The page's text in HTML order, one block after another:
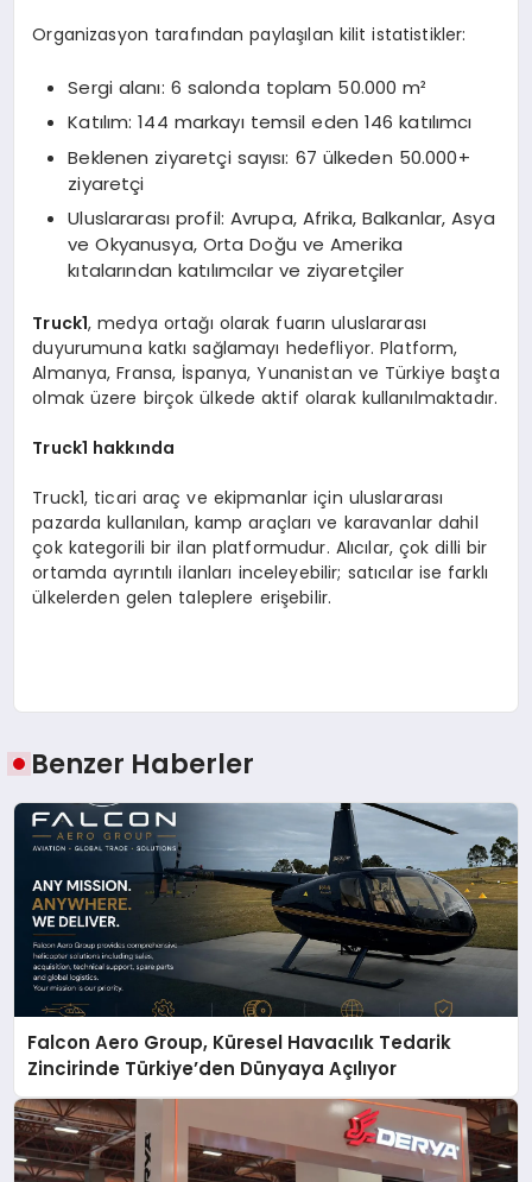
Organizasyon tarafından paylaşılan kilit istatistikler:
Sergi alanı: 6 salonda toplam 50.000 m²
Katılım: 144 markayı temsil eden 146 katılımcı
Beklenen ziyaretçi sayısı: 67 ülkeden 50.000+
ziyaretçi
Uluslararası profil: Avrupa, Afrika, Balkanlar, Asya
ve Okyanusya, Orta Doğu ve Amerika
kıtalarından katılımcılar ve ziyaretçiler
Truck1, medya ortağı olarak fuarın uluslararası
duyurumuna katkı sağlamayı hedefliyor. Platform,
Almanya, Fransa, İspanya, Yunanistan ve Türkiye başta
olmak üzere birçok ülkede aktif olarak kullanılmaktadır.
Truck1 hakkında
Truck1, ticari araç ve ekipmanlar için uluslararası
pazarda kullanılan, kamp araçları ve karavanlar dahil
çok kategorili bir ilan platformudur. Alıcılar, çok dilli bir
ortamda ayrıntılı ilanları inceleyebilir; satıcılar ise farklı
ülkelerden gelen taleplere erişebilir.
Benzer Haberler
Falcon Aero Group, Küresel Havacılık Tedarik
Zincirinde Türkiye’den Dünyaya Açılıyor